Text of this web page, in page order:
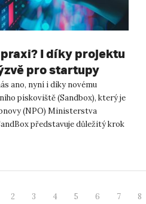
I díky projektu
pro startupy
ano, nyní i díky novému
pískoviště (Sandbox), který je
(NPO) Ministerstva
představuje důležitý krok
2 3 4 5 6 7 8